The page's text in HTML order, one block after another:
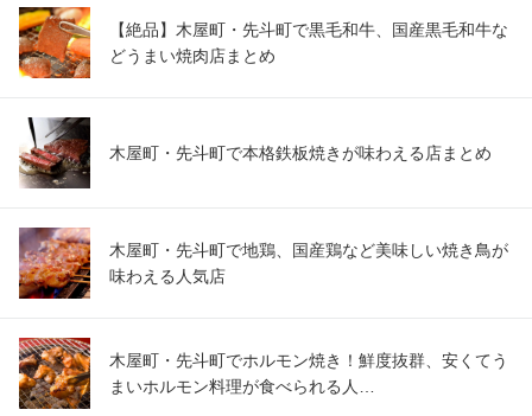
【絶品】木屋町・先斗町で黒毛和牛、国産黒毛和牛な
どうまい焼肉店まとめ
木屋町・先斗町で本格鉄板焼きが味わえる店まとめ
木屋町・先斗町で地鶏、国産鶏など美味しい焼き鳥が
味わえる人気店
木屋町・先斗町でホルモン焼き！鮮度抜群、安くてう
まいホルモン料理が食べられる人…